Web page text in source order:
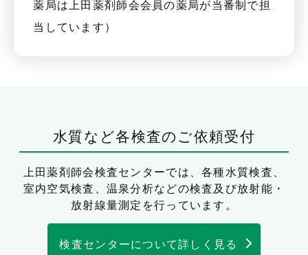
薬局は上田薬剤師会会員の薬局が当番制で担
当しています）
水質など各検査のご依頼受付
上田薬剤師会検査センターでは、各種水質検査、
室内空気検査、温泉分析などの検査及び放射能・
放射線量測定を行っています。
検査センターについて詳しく見る